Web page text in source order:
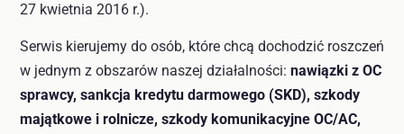
27 kwietnia 2016 r.).
Serwis kierujemy do osób, które chcą dochodzić roszczeń
w jednym z obszarów naszej działalności: nawiązki z OC
sprawcy, sankcja kredytu darmowego (SKD), szkody
majątkowe i rolnicze, szkody komunikacyjne OC/AC,